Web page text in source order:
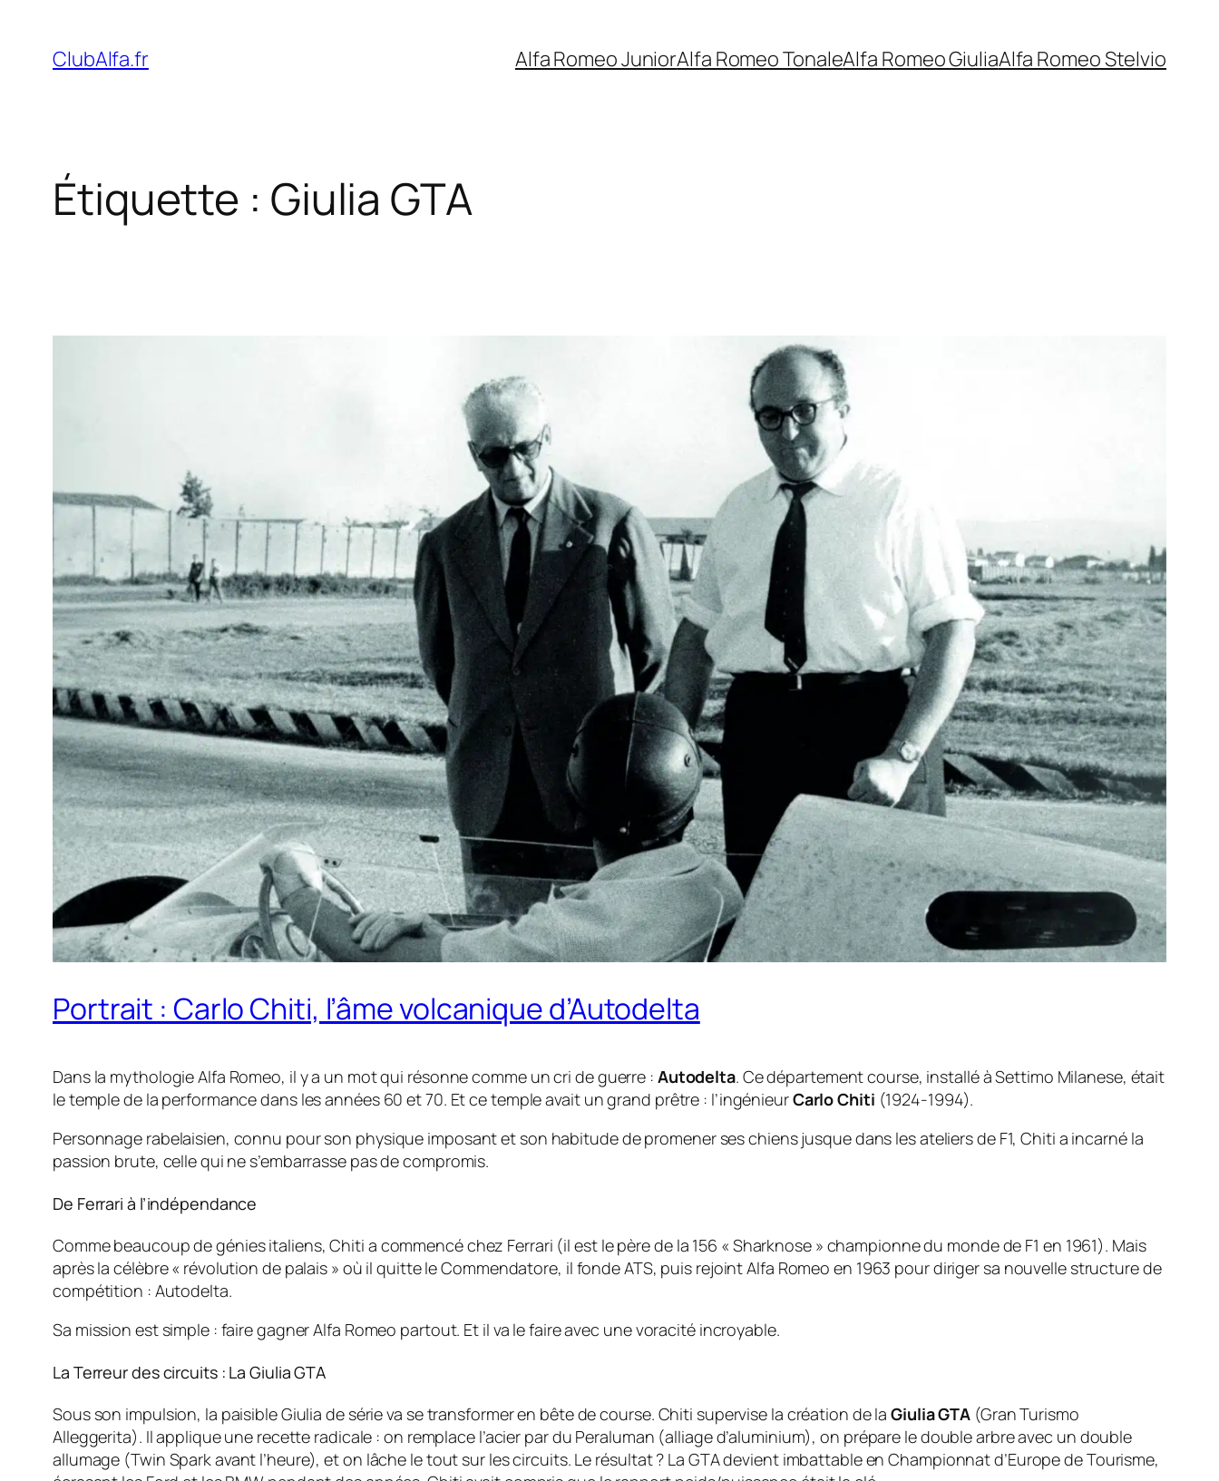
contenu
ClubAlfa.fr Alfa Romeo JuniorAlfa Romeo TonaleAlfa Romeo GiuliaAlfa Romeo Stelvio
Étiquette : Giulia GTA
Portrait : Carlo Chiti, l’âme volcanique d’Autodelta
Dans la mythologie Alfa Romeo, il y a un mot qui résonne comme un cri de guerre : Autodelta. Ce département course, installé à Settimo Milanese, était
le temple de la performance dans les années 60 et 70. Et ce temple avait un grand prêtre : l’ingénieurCarlo Chiti (1924-1994).
Personnage rabelaisien, connu pour son physique imposant et son habitude de promener ses chiens jusque dans les ateliers de F1, Chiti a incarné la
passion brute, celle qui ne s’embarrasse pas de compromis.
De Ferrari à l’indépendance
Comme beaucoup de génies italiens, Chiti a commencé chez Ferrari (il est le père de la 156 « Sharknose » championne du monde de F1 en 1961). Mais
après la célèbre « révolution de palais » où il quitte le Commendatore, il fonde ATS, puis rejoint Alfa Romeo en 1963 pour diriger sa nouvelle structure de
compétition : Autodelta.
Sa mission est simple : faire gagner Alfa Romeo partout. Et il va le faire avec une voracité incroyable.
La Terreur des circuits : La Giulia GTA
Sous son impulsion, la paisible Giulia de série va se transformer en bête de course. Chiti supervise la création de laGiulia GTA (Gran Turismo
Alleggerita). Il applique une recette radicale : on remplace l’acier par du Peraluman (alliage d’aluminium), on prépare le double arbre avec un double
allumage (Twin Spark avant l’heure), et on lâche le tout sur les circuits. Le résultat ? La GTA devient imbattable en Championnat d’Europe de Tourisme,